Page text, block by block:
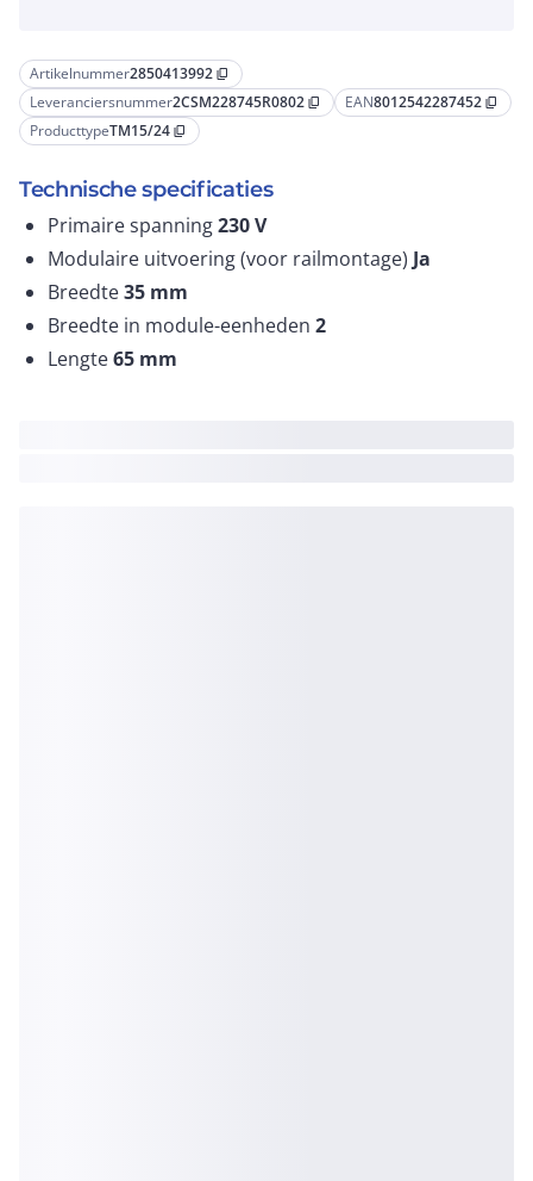
Artikelnummer2850413992 content_copy
Leveranciersnummer2CSM228745R0802 content_copy EAN8012542287452 content_copy
ProducttypeTM15/24 content_copy
Technische specificaties
Primaire spanning230V
Modulaire uitvoering (voor railmontage) Ja
Breedte35 mm
Breedte in module-eenheden 2
Lengte65 mm